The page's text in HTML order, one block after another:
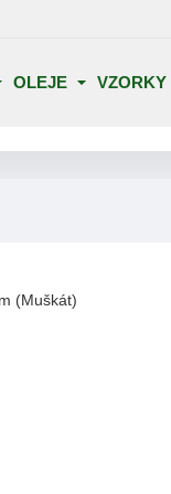
OLEJE VZORKY